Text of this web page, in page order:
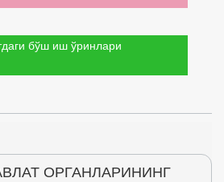
бўш иш ўринлари
ОРГАНЛАРИНИНГ